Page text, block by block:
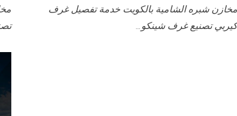
مخازن شبره الشامية بالكويت خدمة تفصيل غرف
كيربي تصنيع غرف شينكو…